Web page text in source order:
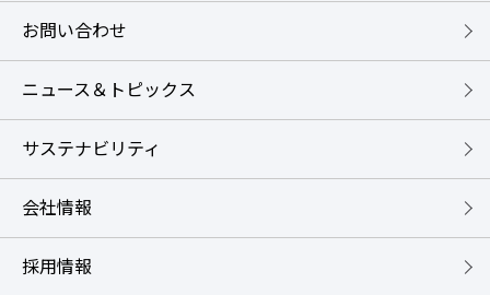
お問い合わせ
ニュース＆トピックス
サステナビリティ
会社情報
採用情報